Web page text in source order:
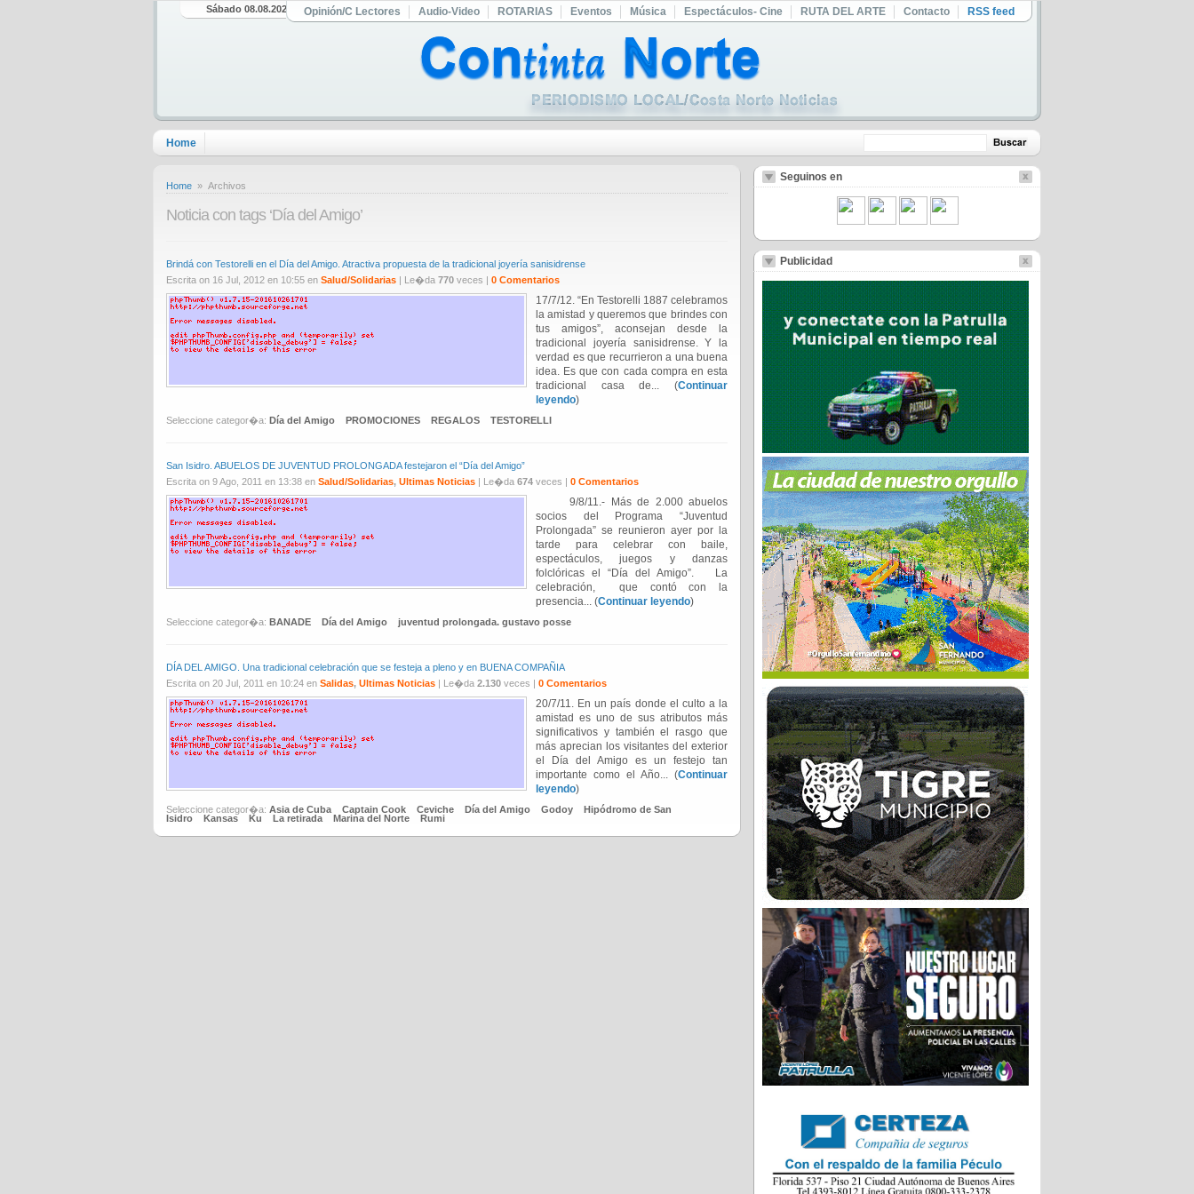
Sábado 08.08.2026 Opinión/C Lectores Audio-Video ROTARIAS Eventos Música Espectáculos- Cine RUTA DEL ARTE Contacto RSS feed
Home
Home » Archivos
Noticia con tags ‘Día del Amigo’
Brindá con Testorelli en el Día del Amigo. Atractiva propuesta de la tradicional joyería sanisidrense
Escrita on 16 Jul, 2012 en 10:55 en Salud/Solidarias | Le�da 770 veces | 0 Comentarios
17/7/12. “En Testorelli 1887 celebramos
la amistad y queremos que brindes con
tus amigos”, aconsejan desde la
tradicional joyería sanisidrense. Y la
verdad es que recurrieron a una buena
idea. Es que con cada compra en esta
tradicional casa de... (Continuar
leyendo)
Seleccione categor�a: Día del Amigo PROMOCIONES REGALOS TESTORELLI
San Isidro. ABUELOS DE JUVENTUD PROLONGADA festejaron el “Día del Amigo”
Escrita on 9 Ago, 2011 en 13:38 en Salud/Solidarias, Ultimas Noticias | Le�da 674 veces | 0 Comentarios
9/8/11.- Más de 2.000 abuelos
socios del Programa “Juventud
Prolongada” se reunieron ayer por la
tarde para celebrar con baile,
espectáculos, juegos y danzas
folclóricas el “Día del Amigo”. La
celebración, que contó con la
presencia... (Continuar leyendo)
Seleccione categor�a: BANADE Día del Amigo juventud prolongada. gustavo posse
DÍA DEL AMIGO. Una tradicional celebración que se festeja a pleno y en BUENA COMPAÑIA
Escrita on 20 Jul, 2011 en 10:24 en Salidas, Ultimas Noticias | Le�da 2.130 veces | 0 Comentarios
20/7/11. En un país donde el culto a la
amistad es uno de sus atributos más
significativos y también el rasgo que
más aprecian los visitantes del exterior
el Día del Amigo es un festejo tan
importante como el Año... (Continuar
leyendo)
Seleccione categor�a: Asia de Cuba Captain Cook Ceviche Día del Amigo Godoy
Hipódromo de San
Isidro
Kansas Ku La retirada Marina del Norte Rumi
Seguinos en
Publicidad